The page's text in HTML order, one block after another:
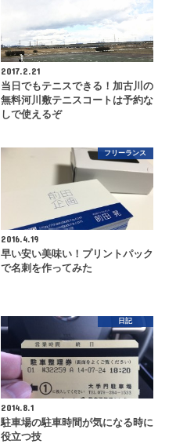
2017.2.21
当日でもテニスできる！加古川の
無料河川敷テニスコートは予約な
しで使えるぞ
フリーランス
2016.4.19
早い安い美味い！プリントパック
で名刺を作ってみた
日記
2014.8.1
駐車場の駐車時間が気になる時に
役立つ技